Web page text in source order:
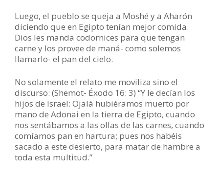
Luego, el pueblo se queja a Moshé y a Aharón
diciendo que en Egipto tenían mejor comida.
Dios les manda codornices para que tengan
carne y los provee de maná- como solemos
llamarlo- el pan del cielo.
No solamente el relato me moviliza sino el
discurso: (Shemot- Éxodo 16: 3) “Y le decían los
hijos de Israel: Ojalá hubiéramos muerto por
mano de Adonai en la tierra de Egipto, cuando
nos sentábamos a las ollas de las carnes, cuando
comíamos pan en hartura; pues nos habéis
sacado a este desierto, para matar de hambre a
toda esta multitud.”